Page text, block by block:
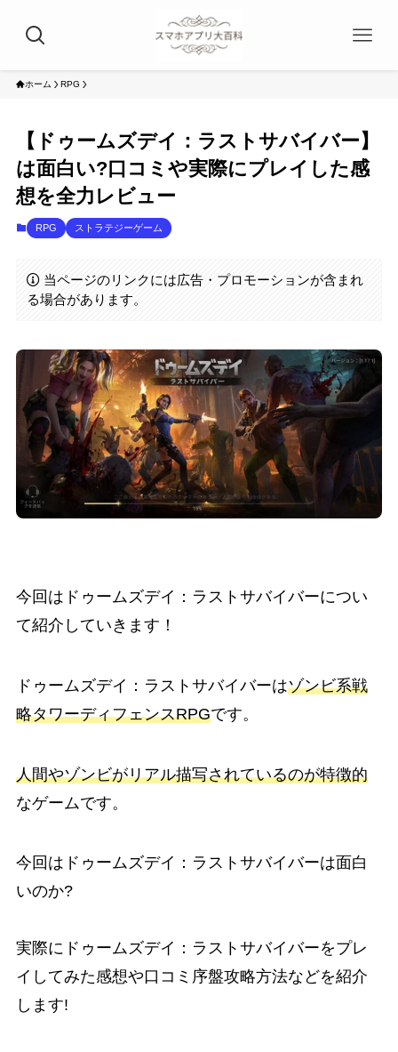
ホーム RPG
【ドゥームズデイ：ラストサバイバー】
は面白い?口コミや実際にプレイした感
想を全力レビュー
RPG ストラテジーゲーム
当ページのリンクには広告・プロモーションが含まれ
る場合があります。
今回はドゥームズデイ：ラストサバイバーについ
て紹介していきます！
ドゥームズデイ：ラストサバイバーはゾンビ系戦
略タワーディフェンスRPGです。
人間やゾンビがリアル描写されているのが特徴的
なゲームです。
今回はドゥームズデイ：ラストサバイバーは面白
いのか?
実際にドゥームズデイ：ラストサバイバーをプレ
イしてみた感想や口コミ 序盤攻略方法などを紹介
します!